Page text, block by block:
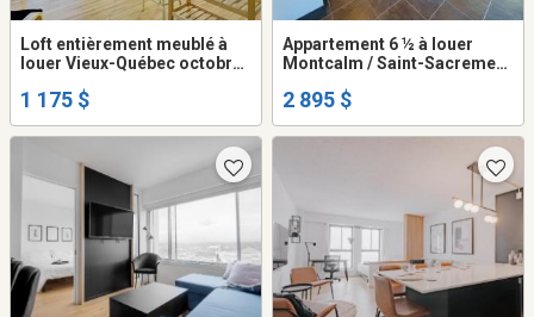
Loft entièrement meublé à
louer Vieux-Québec octobre
1 175 $
Appartement 6 ½ à louer
Montcalm / Saint-Sacrement
2 895 $